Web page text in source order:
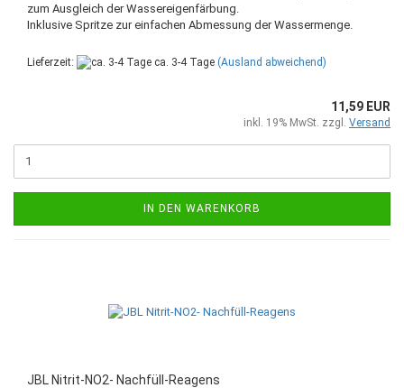
zum Ausgleich der Wassereigenfärbung.
Inklusive Spritze zur einfachen Abmessung der Wassermenge.
Lieferzeit: ca. 3-4 Tage (Ausland abweichend)
11,59 EUR
inkl. 19% MwSt. zzgl. Versand
IN DEN WARENKORB
JBL Nitrit-NO2- Nachfüll-Reagens